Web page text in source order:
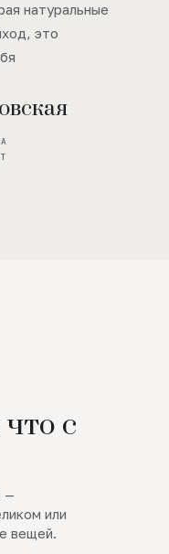
натуральные
это
с
—
или
вещей.